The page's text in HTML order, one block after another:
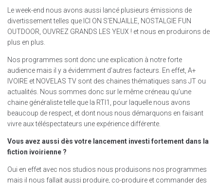
Le week-end nous avons aussi lancé plusieurs émissions de
divertissement telles que ICI ON S’ENJAILLE, NOSTALGIE FUN
OUTDOOR, OUVREZ GRANDS LES YEUX ! et nous en produirons de
plus en plus.
Nos programmes sont donc une explication à notre forte
audience mais il y a évidemment d’autres facteurs. En effet, A+
IVOIRE et NOVELAS TV sont des chaines thématiques sans JT ou
actualités. Nous sommes donc sur le même créneau qu’une
chaine généraliste telle que la RTI1, pour laquelle nous avons
beaucoup de respect, et dont nous nous démarquons en faisant
vivre aux téléspectateurs une expérience différente.
Vous avez aussi dès votre lancement investi fortement dans la
fiction ivoirienne ?
Oui en effet avec nos studios nous produisons nos programmes
mais il nous fallait aussi produire, co-produire et commander des